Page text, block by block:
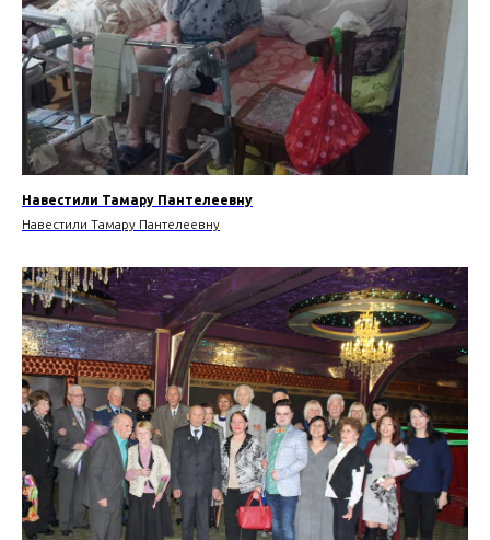
Навестили Тамару Пантелеевну
Навестили Тамару Пантелеевну